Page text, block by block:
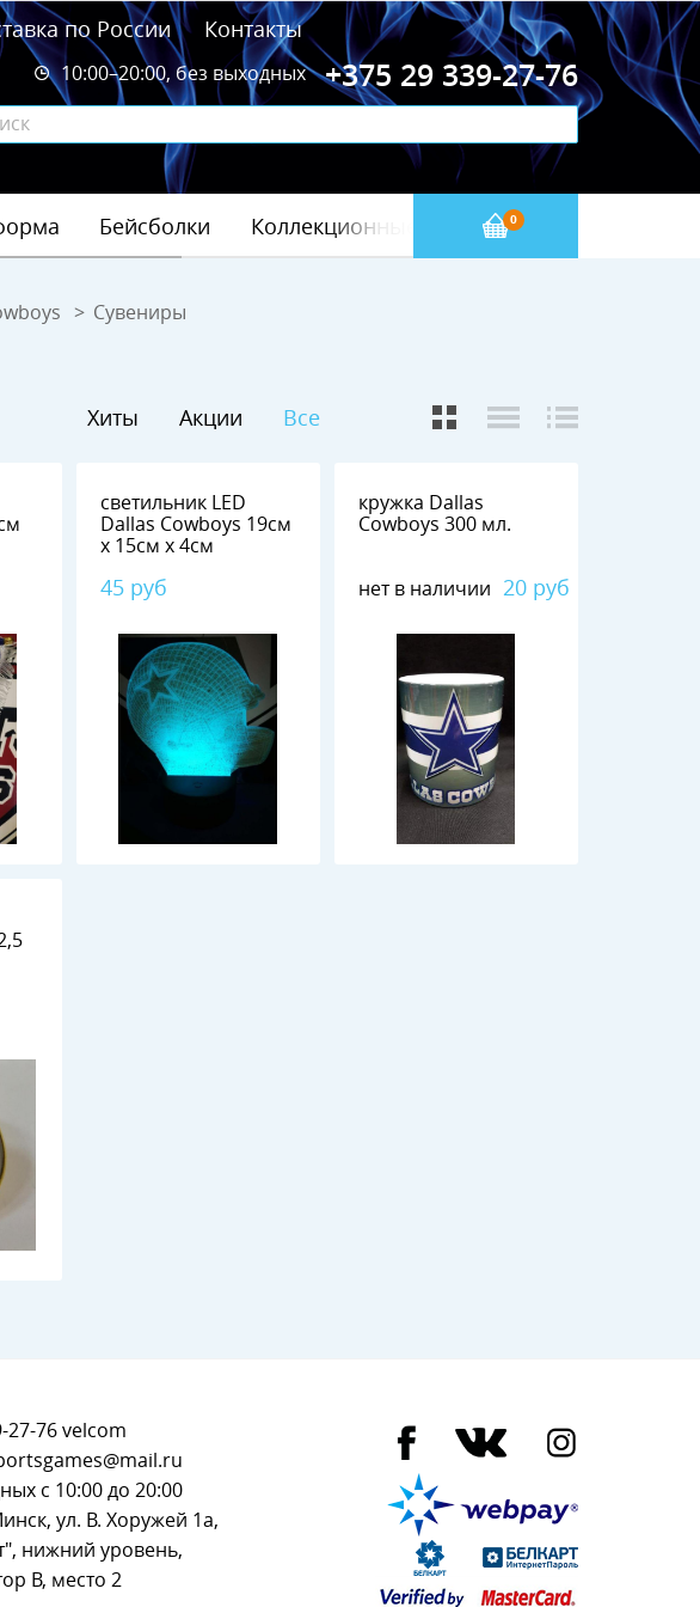
по России Контакты
+375 29 339-27-76
10:00–20:00, без выходных
0
Бейсболки Коллекционные значки
Сувениры
Хиты Акции Все
светильник LED
Dallas Cowboys 19см
х 15см х 4см
45 руб
кружка Dallas
Cowboys 300 мл.
нет в наличии 20 руб
27-76velcom
с 10:00 до 20:00
ул. В. Хоружей 1а,
нижний уровень,
В, место 2